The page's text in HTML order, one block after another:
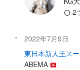
2
2022年7月9日
東日本新人王ス
ABEMA